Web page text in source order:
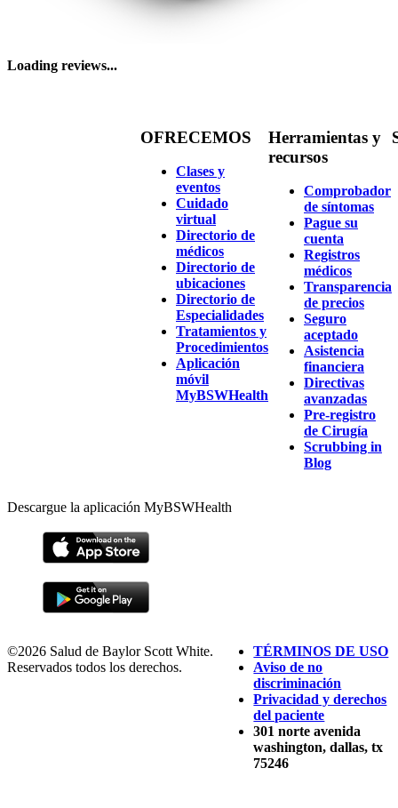
Loading reviews...
OFRECEMOS
Clases y
eventos
Cuidado
virtual
Directorio de
médicos
Directorio de
ubicaciones
Directorio de
Especialidades
Tratamientos y
Procedimientos
Aplicación
móvil
MyBSWHealth
Herramientas y
recursos
Comprobador
de síntomas
Pague su
cuenta
Registros
médicos
Transparencia
de precios
Seguro
aceptado
Asistencia
financiera
Directivas
avanzadas
Pre-registro
de Cirugía
Scrubbing in
Blog
Descargue la aplicación MyBSWHealth
©2026 Salud de Baylor Scott White.
Reservados todos los derechos.
TÉRMINOS DE USO
Aviso de no
discriminación
Privacidad y derechos
del paciente
301 norte avenida
washington, dallas, tx
75246